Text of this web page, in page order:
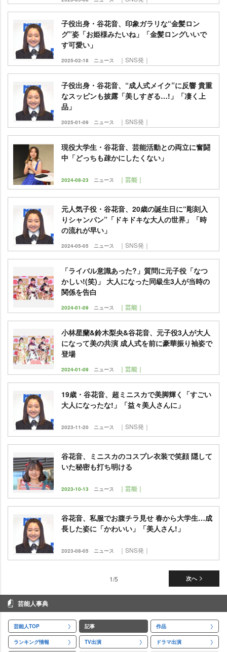
子役出身・谷花音、印象ガラリな“金髪ロン
グ”姿「お姫様みたいね」「金髪ロングいいで
す可愛い」
2025-02-18 ニュース ｜SNS発｜
子役出身・谷花音、“成人式メイク”に反響 貴重
なスッピンも披露「美しすぎる…!」「凄く上
品」
2025-01-09 ニュース ｜SNS発｜
現役大学生・谷花音、芸能活動との両立に奮闘
中「どっちも疎かにしたくない」
2024-08-23 ニュース ｜芸能｜
元人気子役・谷花音、20歳の誕生日に“彫刻入
りシャンパン”「ドキドキな大人の世界」「時
の流れが早い」
2024-05-05 ニュース ｜SNS発｜
「ライバル意識あった?」質問に元子役「なつ
かしい!(笑)」 大人になった同級生3人が当時の
関係を告白
2024-01-09 ニュース ｜芸能｜
小林星蘭&鈴木梨央&谷花音、元子役3人が大人
になって美の共演 成人式を前に豪華振り袖姿で
登場
2024-01-09 ニュース ｜芸能｜
19歳・谷花音、超ミニスカで美脚輝く「すごい
大人になったな!」「益々美人さんに」
2023-11-20 ニュース ｜SNS発｜
谷花音、ミニスカのコスプレ衣装で笑顔 隠して
いた秘密も打ち明ける
2023-10-13 ニュース ｜芸能｜
谷花音、私服でお腹チラ見せ 春から大学生…成
長した姿に「かわいい」「美人さん!」
2023-08-05 ニュース ｜SNS発｜
次へ
1/5
芸能人事典
芸能人TOP 記事 作品
ランキング情報 TV出演 ドラマ出演